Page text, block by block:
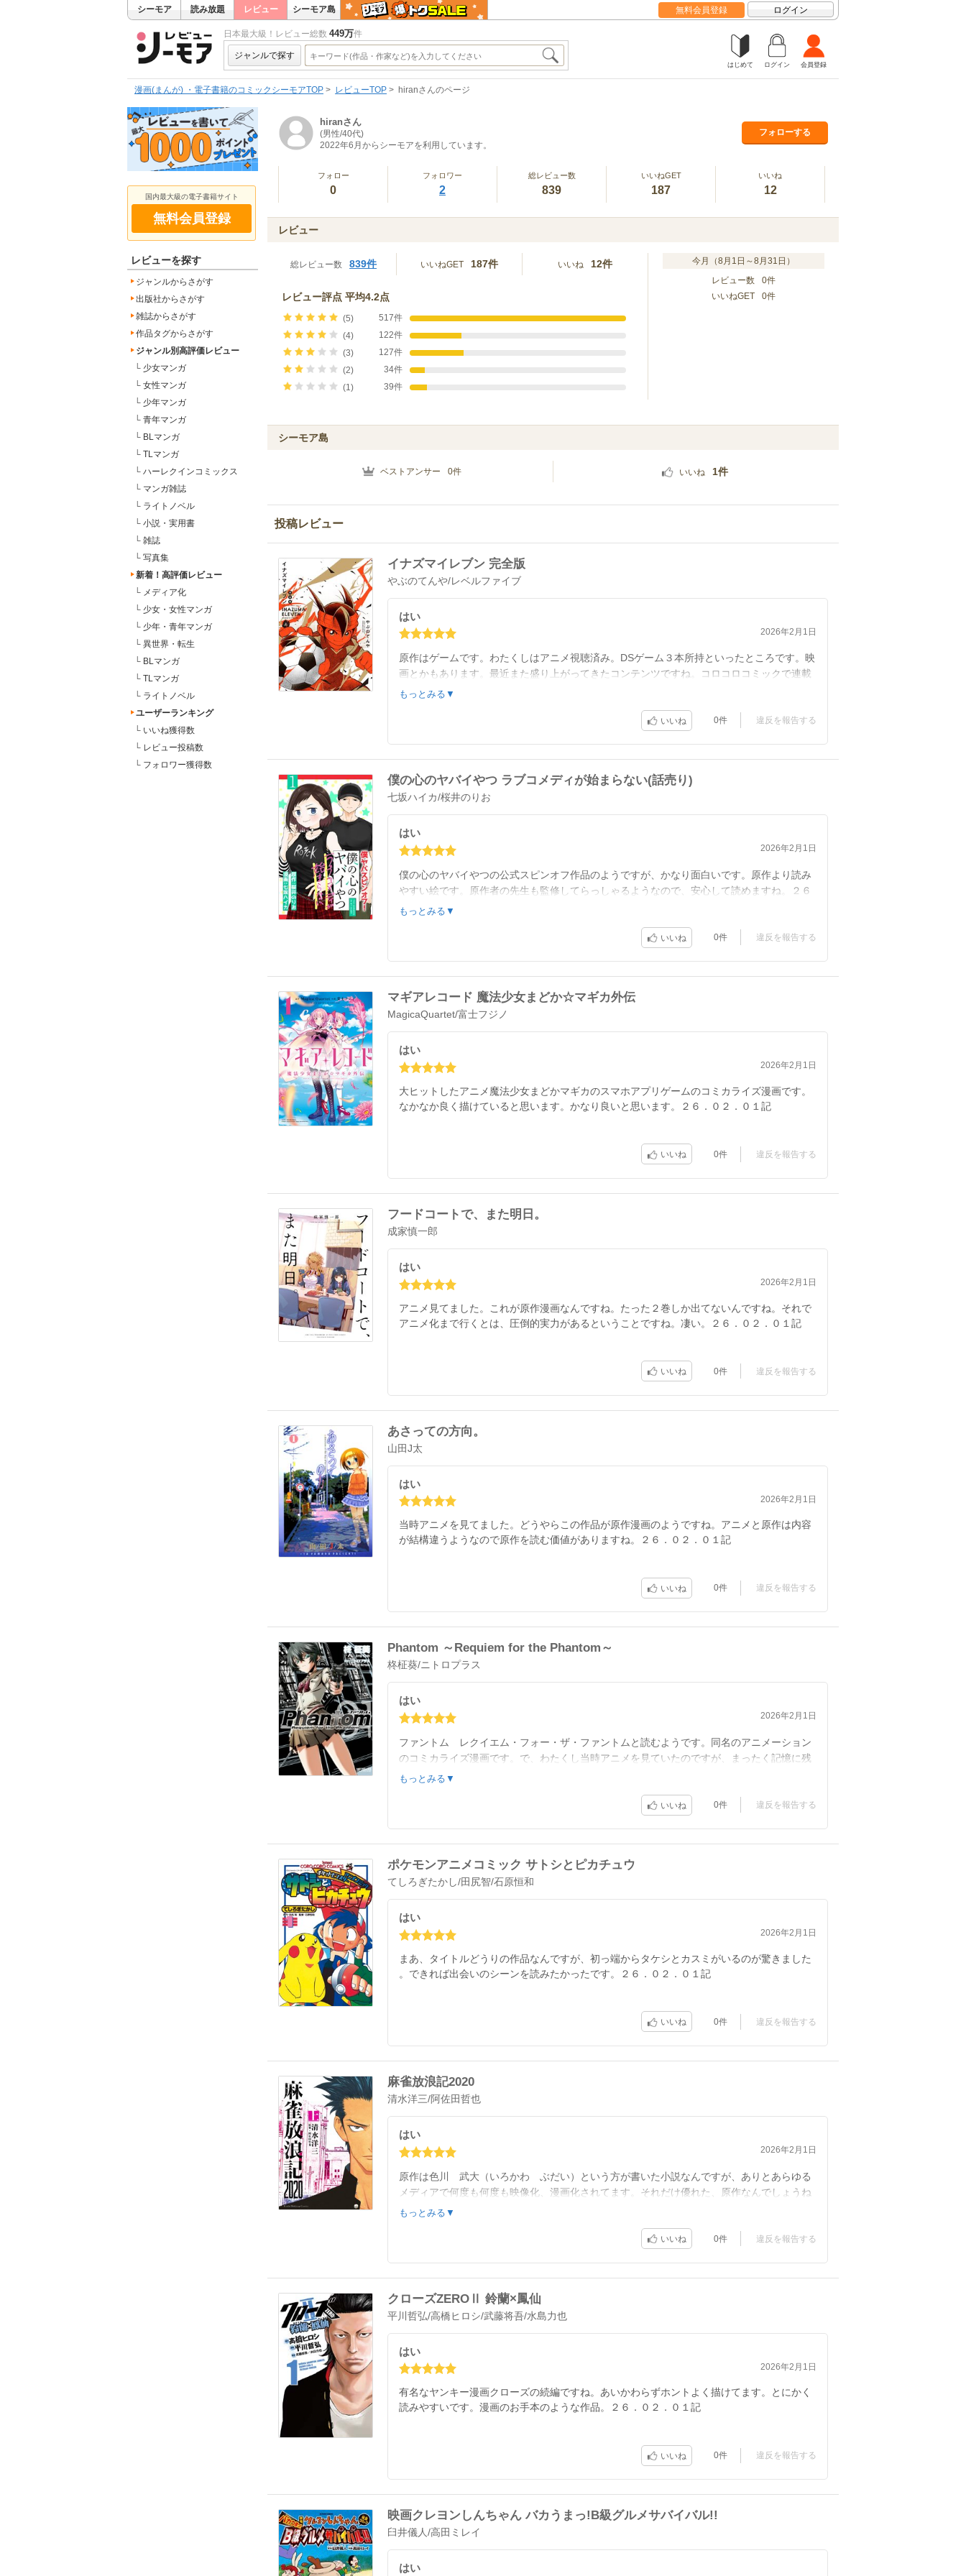
シーモア 読み放題 レビュー シーモア島 無料会員登録 ログイン
日本最大級！レビュー総数 449万件
ジャンルで探す
はじめて ログイン 会員登録
漫画(まんが) ・電子書籍のコミックシーモアTOP レビューTOP hiranさんのページ
国内最大級の電子書籍サイト
無料会員登録
レビューを探す
ジャンルからさがす
出版社からさがす
雑誌からさがす
作品タグからさがす
ジャンル別高評価レビュー
└ 少女マンガ
└ 女性マンガ
└ 少年マンガ
└ 青年マンガ
└ BLマンガ
└ TLマンガ
└ ハーレクインコミックス
└ マンガ雑誌
└ ライトノベル
└ 小説・実用書
└ 雑誌
└ 写真集
新着！高評価レビュー
└ メディア化
└ 少女・女性マンガ
└ 少年・青年マンガ
└ 異世界・転生
└ BLマンガ
└ TLマンガ
└ ライトノベル
ユーザーランキング
└ いいね獲得数
└ レビュー投稿数
└ フォロワー獲得数
hiranさん
(男性/40代)
2022年6月からシーモアを利用しています。
フォローする
フォロー
0
フォロワー
2
総レビュー数
839
いいねGET
187
いいね
12
レビュー
総レビュー数 839件 いいねGET 187件 いいね 12件
レビュー評点 平均4.2点
(5)
517件
(4)
122件
(3)
127件
(2)
34件
(1)
39件
今月（8月1日～8月31日）
レビュー数
0件
いいねGET
0件
シーモア島
ベストアンサー 0件 いいね 1件
投稿レビュー
イナズマイレブン 完全版
やぶのてんや/レベルファイブ
はい
2026年2月1日
原作はゲームです。わたくしはアニメ視聴済み。DSゲーム３本所持といったところです。映
画とかもあります。最近また盛り上がってきたコンテンツですね。コロコロコミックで連載
されてた漫画の総集編です。２６．０２．０１記
もっとみる▼
いいね 0件 違反を報告する
僕の心のヤバイやつ ラブコメディが始まらない(話売り)
七坂ハイカ/桜井のりお
はい
2026年2月1日
僕の心のヤバイやつの公式スピンオフ作品のようですが、かなり面白いです。原作より読み
やすい絵です。原作者の先生も監修してらっしゃるようなので、安心して読めますね。２６
．０２．０１記
もっとみる▼
いいね 0件 違反を報告する
マギアレコード 魔法少女まどか☆マギカ外伝
MagicaQuartet/富士フジノ
はい
2026年2月1日
大ヒットしたアニメ魔法少女まどかマギカのスマホアプリゲームのコミカライズ漫画です。
なかなか良く描けていると思います。かなり良いと思います。２６．０２．０１記
いいね 0件 違反を報告する
フードコートで、また明日。
成家慎一郎
はい
2026年2月1日
アニメ見てました。これが原作漫画なんですね。たった２巻しか出てないんですね。それで
アニメ化まで行くとは、圧倒的実力があるということですね。凄い。２６．０２．０１記
いいね 0件 違反を報告する
あさっての方向。
山田J太
はい
2026年2月1日
当時アニメを見てました。どうやらこの作品が原作漫画のようですね。アニメと原作は内容
が結構違うようなので原作を読む価値がありますね。２６．０２．０１記
いいね 0件 違反を報告する
Phantom ～Requiem for the Phantom～
柊柾葵/ニトロプラス
はい
2026年2月1日
ファントム レクイエム・フォー・ザ・ファントムと読むようです。同名のアニメーション
のコミカライズ漫画です。で、わたくし当時アニメを見ていたのですが、まったく記憶に残
っていなかったので新鮮な気持ちで読めました。昔を思い出せて良いですね。２６．０２．
もっとみる▼
いいね 0件 違反を報告する
ポケモンアニメコミック サトシとピカチュウ
てしろぎたかし/田尻智/石原恒和
はい
2026年2月1日
まあ、タイトルどうりの作品なんですが、初っ端からタケシとカスミがいるのが驚きました
。できれば出会いのシーンを読みたかったです。２６．０２．０１記
いいね 0件 違反を報告する
麻雀放浪記2020
清水洋三/阿佐田哲也
はい
2026年2月1日
原作は色川 武大（いろかわ ぶだい）という方が書いた小説なんですが、ありとあらゆる
メディアで何度も何度も映像化、漫画化されてます。それだけ優れた、原作なんでしょうね
。２６．０２．０１記
もっとみる▼
いいね 0件 違反を報告する
クローズZEROⅡ 鈴蘭×鳳仙
平川哲弘/高橋ヒロシ/武藤将吾/水島力也
はい
2026年2月1日
有名なヤンキー漫画クローズの続編ですね。あいかわらずホントよく描けてます。とにかく
読みやすいです。漫画のお手本のような作品。２６．０２．０１記
いいね 0件 違反を報告する
映画クレヨンしんちゃん バカうまっ!B級グルメサバイバル!!
臼井儀人/高田ミレイ
はい